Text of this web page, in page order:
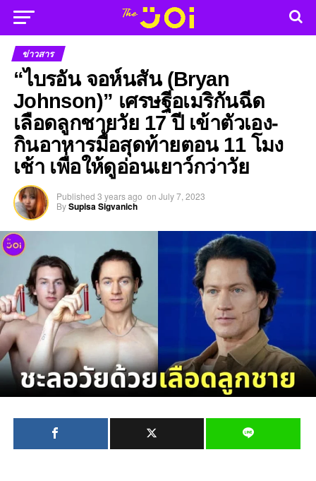
ข่าวสาร
“ไบรอัน จอห์นสัน (Bryan
Johnson)” เศรษฐีอเมริกันฉีด
เลือดลูกชายวัย 17 ปี เข้าตัวเอง-
กินอาหารมื้อสุดท้ายตอน 11 โมง
เช้า เพื่อให้ดูอ่อนเยาว์กว่าวัย
Published 3 years ago on July 7, 2023
BySupisa Sigvanich